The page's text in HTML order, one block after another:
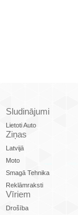
Sludinājumi
Lietoti Auto
Ziņas
Latvijā
Moto
Smagā Tehnika
Reklāmraksti
Vīriem
Drošība